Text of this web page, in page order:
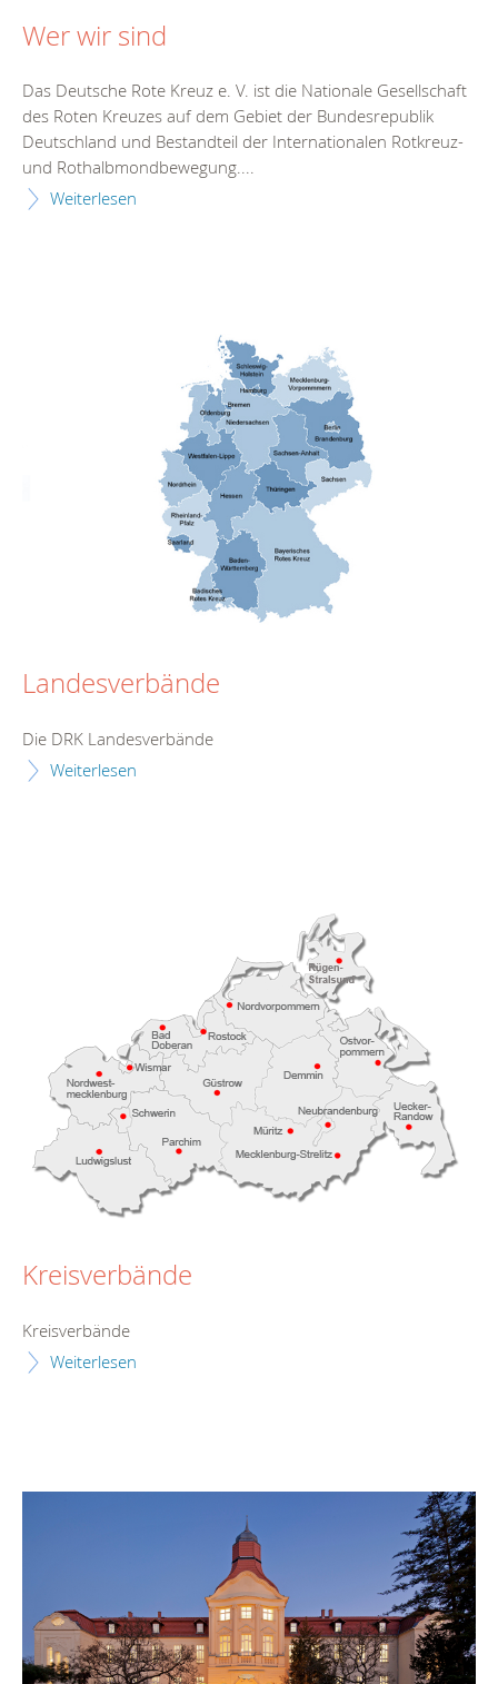
Wer wir sind
Das Deutsche Rote Kreuz e. V. ist die Nationale Gesellschaft
des Roten Kreuzes auf dem Gebiet der Bundesrepublik
Deutschland und Bestandteil der Internationalen Rotkreuz-
und Rothalbmondbewegung....
Weiterlesen
Landesverbände
Die DRK Landesverbände
Weiterlesen
Kreisverbände
Kreisverbände
Weiterlesen